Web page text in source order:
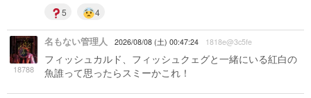
5 4
18788
名もない管理人 2026/08/08 (土) 00:47:24 1818e@3c5fe
フィッシュカルド、フィッシュクェグと一緒にいる紅白の
魚誰って思ったらスミーかこれ！